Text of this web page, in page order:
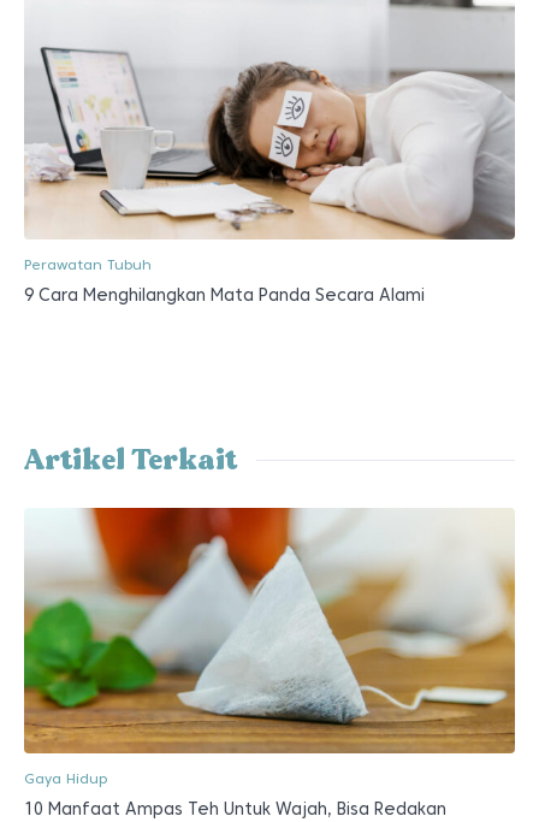
Perawatan Tubuh
9 Cara Menghilangkan Mata Panda Secara Alami
Artikel Terkait
Gaya Hidup
10 Manfaat Ampas Teh Untuk Wajah, Bisa Redakan